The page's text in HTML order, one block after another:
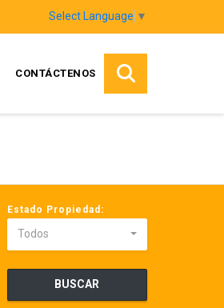
Select Language ▼
CONTÁCTENOS
Estado Propiedad:
Todos
BUSCAR